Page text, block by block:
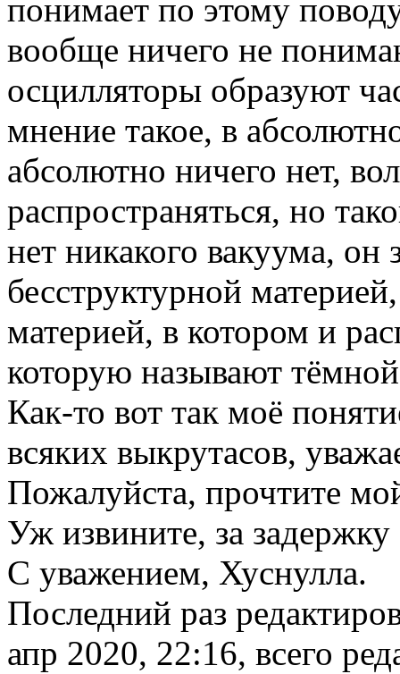
понимает по этому
вообще ничего не
осцилляторы образуют
мнение такое, в
абсолютно ничего нет,
распространяться, но
нет никакого вакуума, он
бесструктурной
материей, в котором и
которую называют
Как-то вот так моё
всяких выкрутасов,
Пожалуйста, прочтите
Уж извините, за задержку
С уважением, Хуснулла.
Последний раз
апр 2020, 22:16, всего